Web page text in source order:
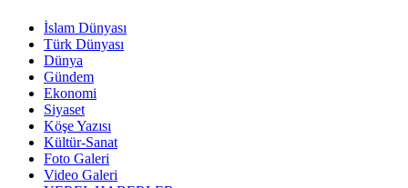
İslam Dünyası
Türk Dünyası
Dünya
Gündem
Ekonomi
Siyaset
Köşe Yazısı
Kültür-Sanat
Foto Galeri
Video Galeri